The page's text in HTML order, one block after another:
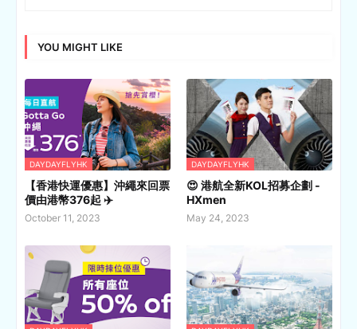
YOU MIGHT LIKE
DAYDAYFLYHK
【香港快運優惠】沖繩來回票
價由港幣376起 ✈️
October 11, 2023
DAYDAYFLYHK
😍 港航全新KOL招募企劃 -
HXmen
May 24, 2023